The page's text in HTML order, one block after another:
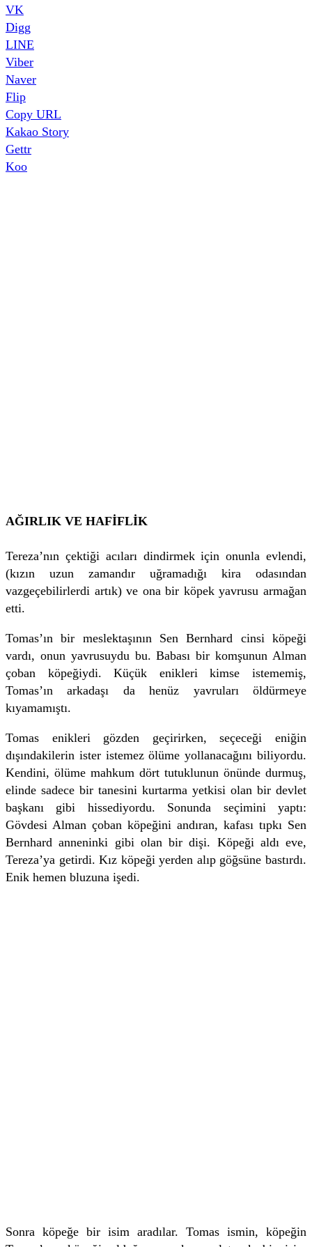
VK
Digg
LINE
Viber
Naver
Flip
Copy URL
Kakao Story
Gettr
Koo
AĞIRLIK VE HAFİFLİK
Tereza’nın çektiği acıları dindirmek için onunla evlendi,
(kızın uzun zamandır uğramadığı kira odasından
vazgeçebilirlerdi artık) ve ona bir köpek yavrusu armağan
etti.
Tomas’ın bir meslektaşının Sen Bernhard cinsi köpeği
vardı, onun yavrusuydu bu. Babası bir komşunun Alman
çoban köpeğiydi. Küçük enikleri kimse istememiş,
Tomas’ın arkadaşı da henüz yavruları öldürmeye
kıyamamıştı.
Tomas enikleri gözden geçirirken, seçeceği eniğin
dışındakilerin ister istemez ölüme yollanacağını biliyordu.
Kendini, ölüme mahkum dört tutuklunun önünde durmuş,
elinde sadece bir tanesini kurtarma yetkisi olan bir devlet
başkanı gibi hissediyordu. Sonunda seçimini yaptı:
Gövdesi Alman çoban köpeğini andıran, kafası tıpkı Sen
Bernhard anneninki gibi olan bir dişi. Köpeği aldı eve,
Tereza’ya getirdi. Kız köpeği yerden alıp göğsüne bastırdı.
Enik hemen bluzuna işedi.
Sonra köpeğe bir isim aradılar. Tomas ismin, köpeğin